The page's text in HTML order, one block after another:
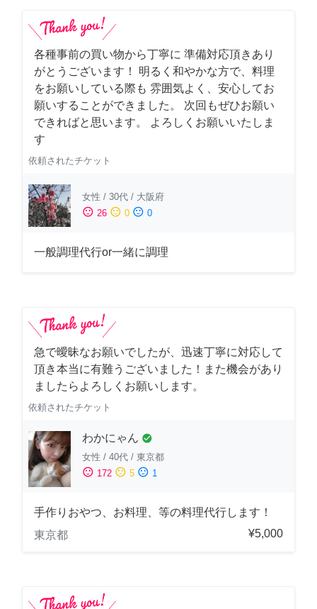
各種事前の買い物から丁寧に 準備対応頂きあり
がとうございます！ 明るく和やかな方で、料理
をお願いしている際も 雰囲気よく、安心してお
願いすることができました。 次回もぜひお願い
できればと思います。 よろしくお願いいたしま
す
依頼されたチケット
女性 / 30代 / 大阪府
sentiment_satisfied 26 sentiment_neutral 0 sentiment_dissatisfied 0
一般調理代行or一緒に調理
急で曖昧なお願いでしたが、迅速丁寧に対応して
頂き本当に有難うございました！また機会があり
ましたらよろしくお願いします。
依頼されたチケット
わかにゃん check_circle
女性 / 40代 / 東京都
sentiment_satisfied 172 sentiment_neutral 5 sentiment_dissatisfied 1
手作りおやつ、お料理、等の料理代行します！
東京都
¥5,000